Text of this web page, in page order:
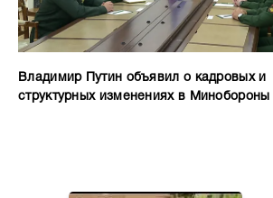
Владимир Путин объявил о кадровых и
структурных изменениях в Минобороны